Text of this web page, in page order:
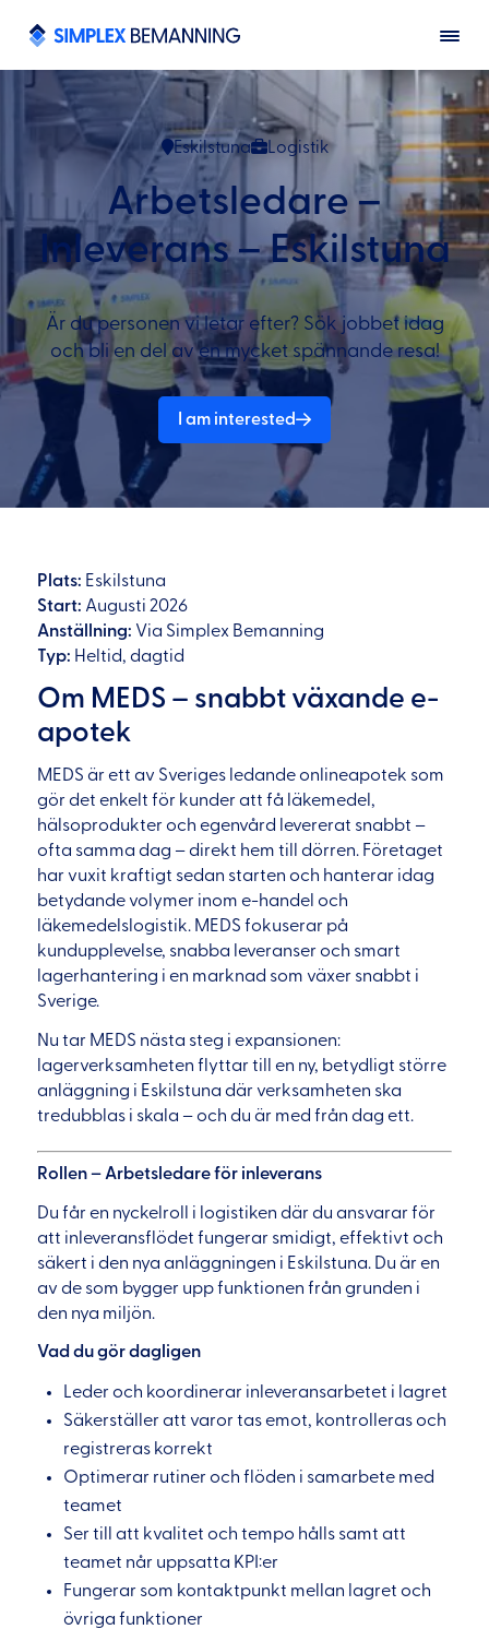
Eskilstuna Logistik
Arbetsledare –
Inleverans – Eskilstuna
Är du personen vi letar efter? Sök jobbet idag
och bli en del av en mycket spännande resa!
I am interested
Plats: Eskilstuna
Start: Augusti 2026
Anställning: Via Simplex Bemanning
Typ: Heltid, dagtid
Om MEDS – snabbt växande e-
apotek
MEDS är ett av Sveriges ledande onlineapotek som
gör det enkelt för kunder att få läkemedel,
hälsoprodukter och egenvård levererat snabbt –
ofta samma dag – direkt hem till dörren. Företaget
har vuxit kraftigt sedan starten och hanterar idag
betydande volymer inom e-handel och
läkemedelslogistik. MEDS fokuserar på
kundupplevelse, snabba leveranser och smart
lagerhantering i en marknad som växer snabbt i
Sverige.
Nu tar MEDS nästa steg i expansionen:
lagerverksamheten flyttar till en ny, betydligt större
anläggning i Eskilstuna där verksamheten ska
tredubblas i skala – och du är med från dag ett.
Rollen – Arbetsledare för inleverans
Du får en nyckelroll i logistiken där du ansvarar för
att inleveransflödet fungerar smidigt, effektivt och
säkert i den nya anläggningen i Eskilstuna. Du är en
av de som bygger upp funktionen från grunden i
den nya miljön.
Vad du gör dagligen
Leder och koordinerar inleveransarbetet i lagret
Säkerställer att varor tas emot, kontrolleras och
registreras korrekt
Optimerar rutiner och flöden i samarbete med
teamet
Ser till att kvalitet och tempo hålls samt att
teamet når uppsatta KPI:er
Fungerar som kontaktpunkt mellan lagret och
övriga funktioner